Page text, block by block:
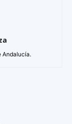
Andalucía.